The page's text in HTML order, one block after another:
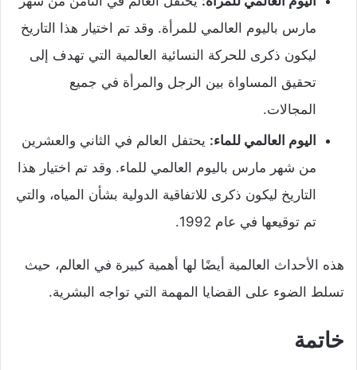
مارس باليوم العالمي للمرأة. وقد تم اختيار هذا التاريخ
ليكون ذكرى للحركة النسائية العالمية التي تهدف إلى
تحقيق المساواة بين الرجل والمرأة في جميع
المجالات.
اليوم العالمي للماء: يحتفل العالم في الثاني والعشرين
من شهر مارس باليوم العالمي للماء. وقد تم اختيار هذا
التاريخ ليكون ذكرى للاتفاقية الدولية بشأن المياه، والتي
تم توقيعها في عام 1992.
هذه الأحداث العالمية أيضًا لها أهمية كبيرة في العالم، حيث
تسلط الضوء على القضايا المهمة التي تواجه البشرية.
خاتمة